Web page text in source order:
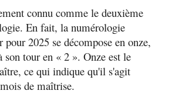
connu comme le deuxième
En fait, la numérologie
2025 se décompose en onze,
son tour en « 2 ». Onze est le
ce qui indique qu'il s'agit
de maîtrise.